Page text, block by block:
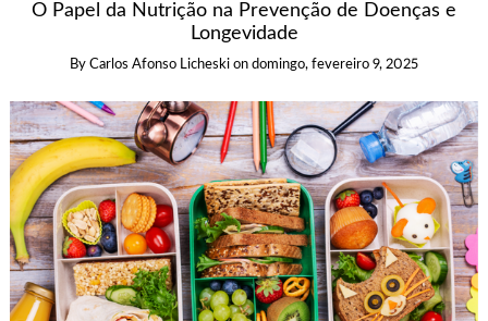
O Papel da Nutrição na Prevenção de Doenças e
Longevidade
By Carlos Afonso Licheski on domingo, fevereiro 9, 2025